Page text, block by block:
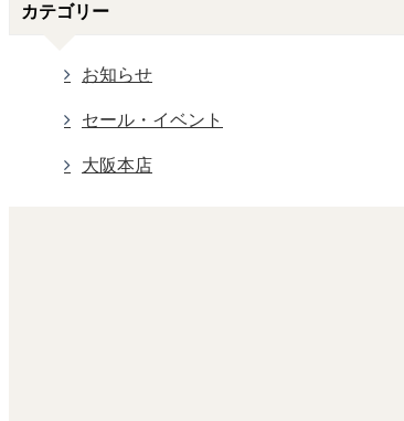
カテゴリー
お知らせ
セール・イベント
大阪本店